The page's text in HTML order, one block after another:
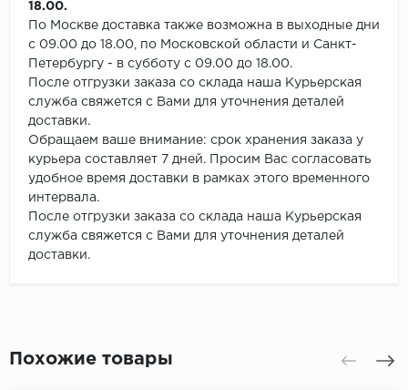
18.00.
По Москве доставка также возможна в выходные дни
с 09.00 до 18.00, по Московской области и Санкт-
Петербургу - в субботу с 09.00 до 18.00.
После отгрузки заказа со склада наша Курьерская
служба свяжется с Вами для уточнения деталей
доставки.
Обращаем ваше внимание: срок хранения заказа у
курьера составляет 7 дней. Просим Вас согласовать
удобное время доставки в рамках этого временного
интервала.
После отгрузки заказа со склада наша Курьерская
служба свяжется с Вами для уточнения деталей
доставки.
Похожие товары